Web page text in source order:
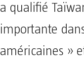
a qualifié
importante
américaines »